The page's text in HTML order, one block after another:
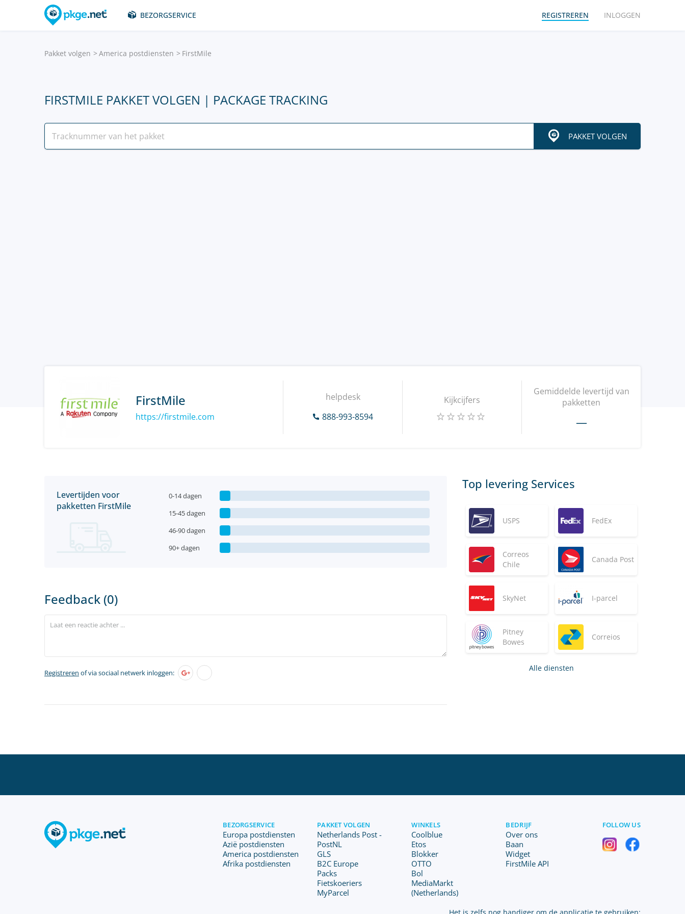
BEZORGSERVICE REGISTREREN INLOGGEN
Pakket volgen America postdiensten FirstMile
FIRSTMILE PAKKET VOLGEN | PACKAGE TRACKING
PAKKET VOLGEN
FirstMile
https://firstmile.com
helpdesk
888-993-8594
Kijkcijfers
Gemiddelde levertijd van
pakketten
—
Levertijden voor
pakketten FirstMile
0-14 dagen
15-45 dagen
46-90 dagen
90+ dagen
Feedback (0)
Registreren of via sociaal netwerk inloggen:
Top levering Services
USPS FedEx
Correos
Chile
Canada Post
SkyNet I-parcel
Pitney
Bowes
Correios
Alle diensten
BEZORGSERVICE
Europa postdiensten
Azië postdiensten
America postdiensten
Afrika postdiensten
PAKKET VOLGEN
Netherlands Post -
PostNL
GLS
B2C Europe
Packs
Fietskoeriers
MyParcel
WINKELS
Coolblue
Etos
Blokker
OTTO
Bol
MediaMarkt
(Netherlands)
BEDRIJF
Over ons
Baan
Widget
FirstMile API
FOLLOW US